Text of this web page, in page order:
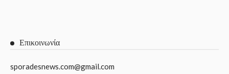
Επικοινωνία
sporadesnews.com@gmail.com